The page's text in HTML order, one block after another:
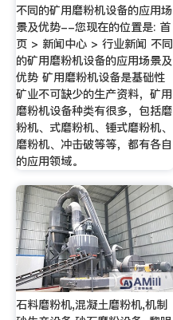
不同的矿用磨粉机设备的应用场
景及优势--您现在的位置是: 首
页 > 新闻中心 > 行业新闻 不同
的矿用磨粉机设备的应用场景及
优势 矿用磨粉机设备是基础性
矿业不可缺少的生产资料，矿用
磨粉机设备种类有很多，包括磨
粉机、式磨粉机、锤式磨粉机、
磨粉机、冲击破等等，都有各自
的应用领域。
石料磨粉机,混凝土磨粉机,机制